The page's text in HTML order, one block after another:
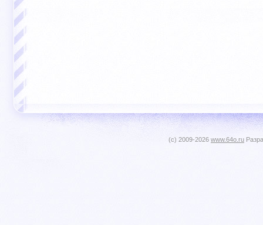
(c) 2009-2026 www.64o.ru